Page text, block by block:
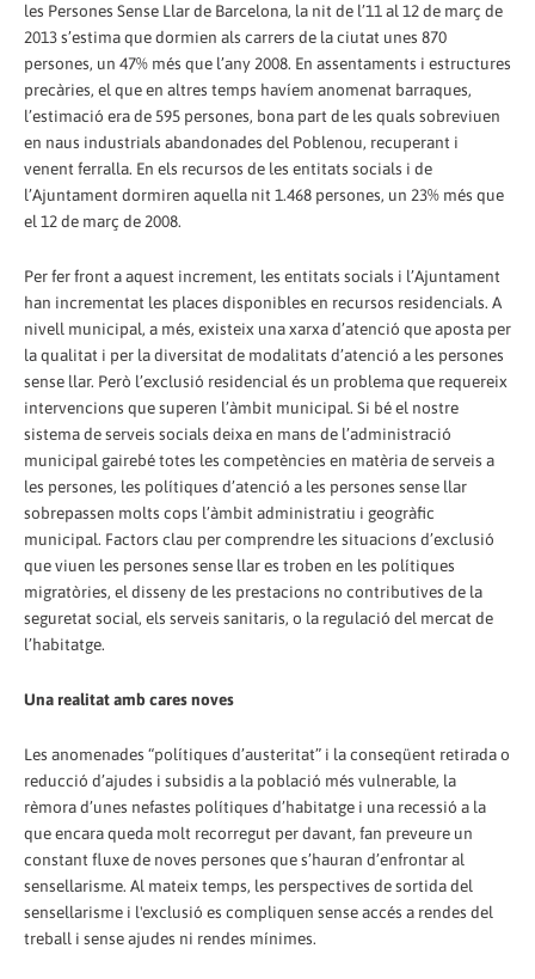
les Persones Sense Llar de Barcelona, la nit de l’11 al 12 de març de
2013 s’estima que dormien als carrers de la ciutat unes 870
persones, un 47% més que l’any 2008. En assentaments i estructures
precàries, el que en altres temps havíem anomenat barraques,
l’estimació era de 595 persones, bona part de les quals sobreviuen
en naus industrials abandonades del Poblenou, recuperant i
venent ferralla. En els recursos de les entitats socials i de
l’Ajuntament dormiren aquella nit 1.468 persones, un 23% més que
el 12 de març de 2008.
Per fer front a aquest increment, les entitats socials i l’Ajuntament
han incrementat les places disponibles en recursos residencials. A
nivell municipal, a més, existeix una xarxa d’atenció que aposta per
la qualitat i per la diversitat de modalitats d’atenció a les persones
sense llar. Però l’exclusió residencial és un problema que requereix
intervencions que superen l’àmbit municipal. Si bé el nostre
sistema de serveis socials deixa en mans de l’administració
municipal gairebé totes les competències en matèria de serveis a
les persones, les polítiques d’atenció a les persones sense llar
sobrepassen molts cops l’àmbit administratiu i geogràfic
municipal. Factors clau per comprendre les situacions d’exclusió
que viuen les persones sense llar es troben en les polítiques
migratòries, el disseny de les prestacions no contributives de la
seguretat social, els serveis sanitaris, o la regulació del mercat de
l’habitatge.
Una realitat amb cares noves
Les anomenades “polítiques d’austeritat” i la conseqüent retirada o
reducció d’ajudes i subsidis a la població més vulnerable, la
rèmora d’unes nefastes polítiques d’habitatge i una recessió a la
que encara queda molt recorregut per davant, fan preveure un
constant fluxe de noves persones que s’hauran d’enfrontar al
sensellarisme. Al mateix temps, les perspectives de sortida del
sensellarisme i l'exclusió es compliquen sense accés a rendes del
treball i sense ajudes ni rendes mínimes.